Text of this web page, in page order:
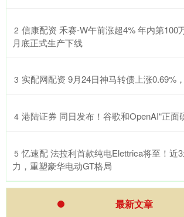
2 信康配资 禾赛-W午前涨超4% 年内第100
月底正式生产下线
3 实配网配资 9月24日神马转债上涨0.69%
4 港陆证券 同日发布！谷歌和OpenAI“正面
5 忆速配 法拉利首款纯电Elettrica将至！近
力，重塑豪华电动GT格局
最新文章